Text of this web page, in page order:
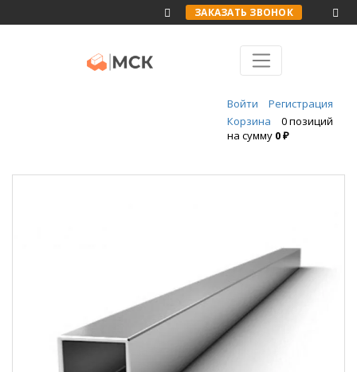
ЗАКАЗАТЬ ЗВОНОК
Войти
Регистрация
Корзина
0 позиций
на сумму 0 ₽